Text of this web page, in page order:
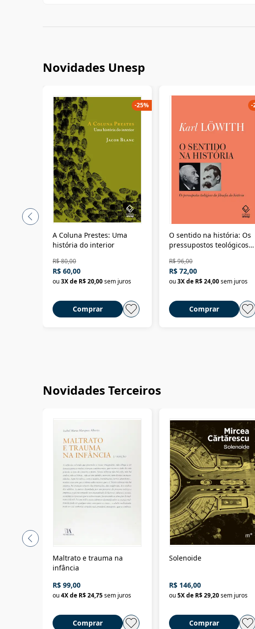
Novidades Unesp
A Coluna Prestes: Uma
história do interior
R$ 80,00
R$ 60,00
ou3X de R$ 20,00sem juros
Comprar
-25%
O sentido na história: Os
pressupostos teológicos
R$ 96,00
R$ 72,00
ou3X de R$ 24,00sem juros
Comprar
-
Novidades Terceiros
Maltrato e trauma na
infância
R$ 99,00
ou4X de R$ 24,75sem juros
Comprar
Solenoide
R$ 146,00
ou5X de R$ 29,20sem juros
Comprar